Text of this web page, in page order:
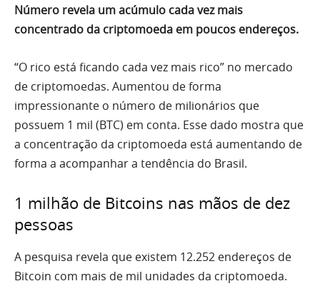
Número revela um acúmulo cada vez mais
concentrado da criptomoeda em poucos endereços.
“O rico está ficando cada vez mais rico” no mercado
de criptomoedas. Aumentou de forma
impressionante o número de milionários que
possuem 1 mil (BTC) em conta. Esse dado mostra que
a concentração da criptomoeda está aumentando de
forma a acompanhar a tendência do Brasil.
1 milhão de Bitcoins nas mãos de dez
pessoas
A pesquisa revela que existem 12.252 endereços de
Bitcoin com mais de mil unidades da criptomoeda.